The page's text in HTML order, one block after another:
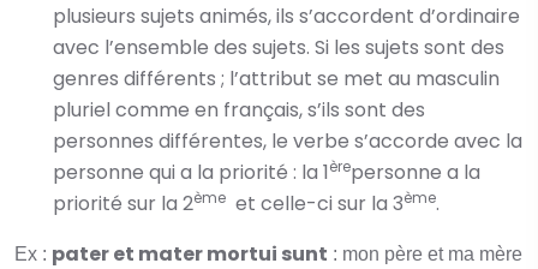
plusieurs sujets animés, ils s’accordent d’ordinaire
avec l’ensemble des sujets. Si les sujets sont des
genres différents ; l’attribut se met au masculin
pluriel comme en français, s’ils sont des
personnes différentes, le verbe s’accorde avec la
personne qui a la priorité : la 1èrepersonne a la
priorité sur la 2ème et celle-ci sur la 3ème.
Ex : pater et mater mortui sunt : mon père et ma mère